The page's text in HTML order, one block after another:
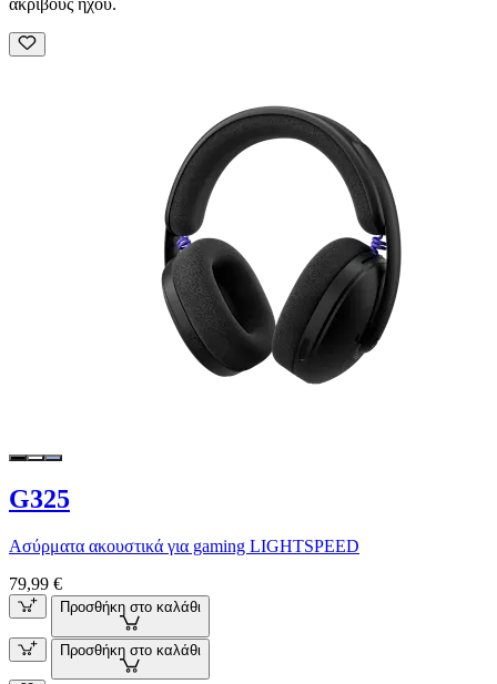
G325
Ασύρματα ακουστικά για gaming LIGHTSPEED
79,99 €
Προσθήκη στο καλάθι
Προσθήκη στο καλάθι